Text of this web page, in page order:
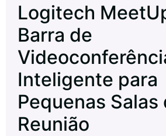
Logitech
Barra de
Inteligente para
Pequenas Salas
Reunião